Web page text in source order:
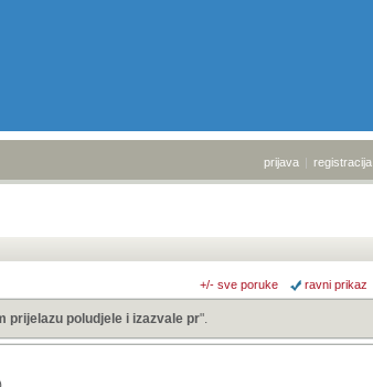
prijava | registracija
+/- sve poruke ravni prikaz
prijelazu poludjele i izazvale pr".